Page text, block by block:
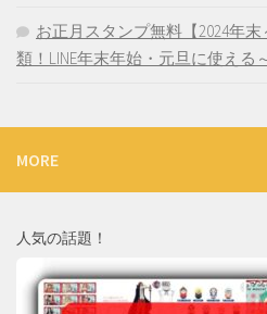
お正月スタンプ無料【2024年
類！LINE年末年始・元旦に使える
MORE
人気の話題！